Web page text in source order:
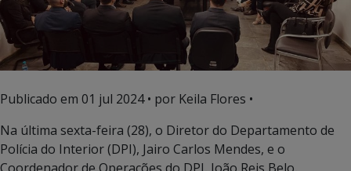
Publicado em 01 jul 2024• por Keila Flores •
Na última sexta-feira (28), o Diretor do Departamento de
Polícia do Interior (DPI), Jairo Carlos Mendes, e o